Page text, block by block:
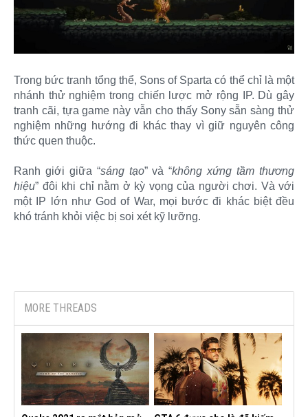
Trong bức tranh tổng thể, Sons of Sparta có thể chỉ là một
nhánh thử nghiệm trong chiến lược mở rộng IP. Dù gây
tranh cãi, tựa game này vẫn cho thấy Sony sẵn sàng thử
nghiệm những hướng đi khác thay vì giữ nguyên công
thức quen thuộc.
Ranh giới giữa “sáng tạo” và “không xứng tầm thương
hiệu” đôi khi chỉ nằm ở kỳ vọng của người chơi. Và với
một IP lớn như God of War, mọi bước đi khác biệt đều
khó tránh khỏi việc bị soi xét kỹ lưỡng.​
MORE THREADS